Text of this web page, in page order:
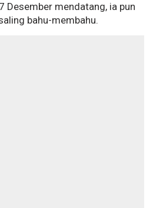
Desember mendatang, ia pun
bahu-membahu.